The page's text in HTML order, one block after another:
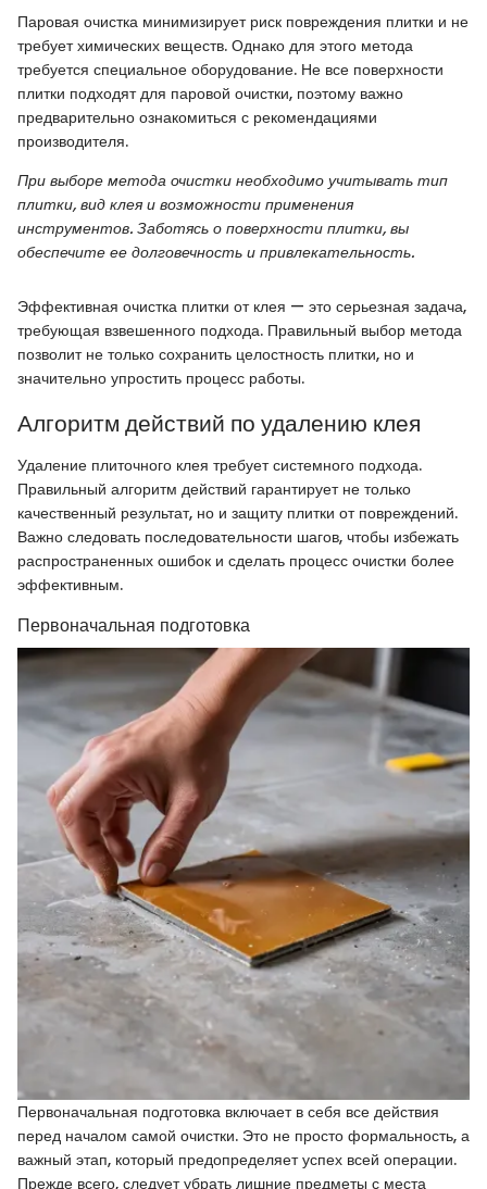
Паровая очистка минимизирует риск повреждения плитки и не
требует химических веществ. Однако для этого метода
требуется специальное оборудование. Не все поверхности
плитки подходят для паровой очистки, поэтому важно
предварительно ознакомиться с рекомендациями
производителя.
При выборе метода очистки необходимо учитывать тип
плитки, вид клея и возможности применения
инструментов. Заботясь о поверхности плитки, вы
обеспечите ее долговечность и привлекательность.
Эффективная очистка плитки от клея — это серьезная задача,
требующая взвешенного подхода. Правильный выбор метода
позволит не только сохранить целостность плитки, но и
значительно упростить процесс работы.
Алгоритм действий по удалению клея
Удаление плиточного клея требует системного подхода.
Правильный алгоритм действий гарантирует не только
качественный результат, но и защиту плитки от повреждений.
Важно следовать последовательности шагов, чтобы избежать
распространенных ошибок и сделать процесс очистки более
эффективным.
Первоначальная подготовка
Первоначальная подготовка включает в себя все действия
перед началом самой очистки. Это не просто формальность, а
важный этап, который предопределяет успех всей операции.
Прежде всего, следует убрать лишние предметы с места